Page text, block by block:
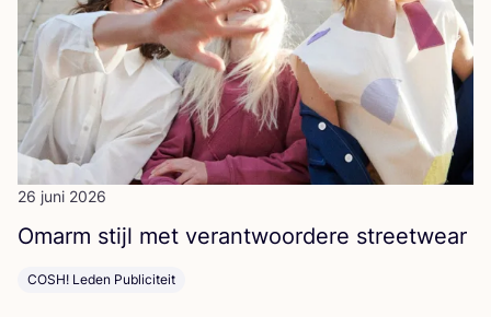
26 juni 2026
Omarm stijl met ver­ant­woor­de­re streetwear
COSH! Leden Publiciteit